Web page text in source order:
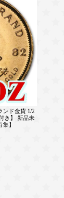
ンド金貨 1/2
き】 新品未
】